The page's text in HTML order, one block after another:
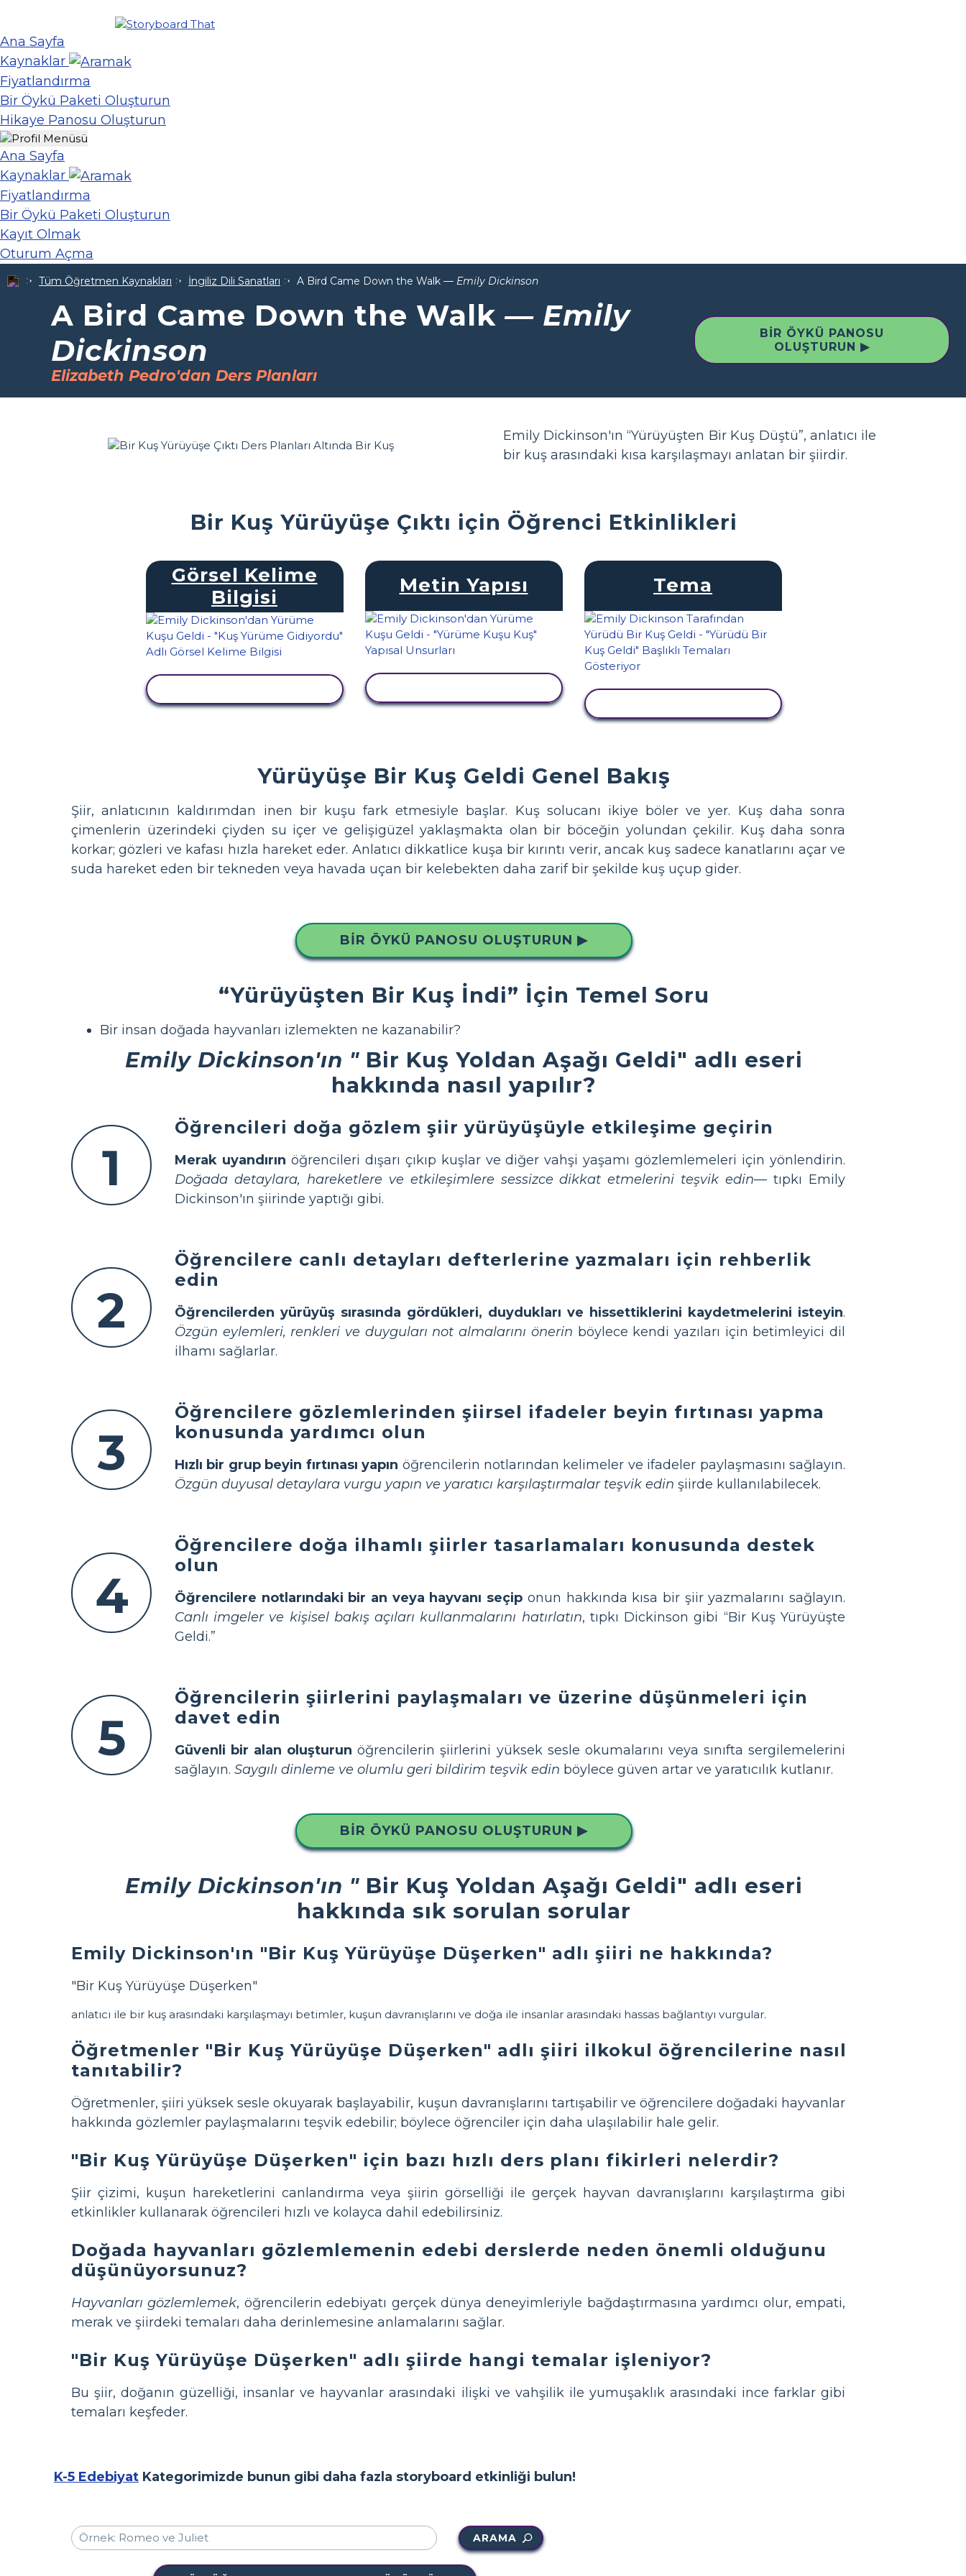
Ana Sayfa
Kaynaklar
Fiyatlandırma
Bir Öykü Paketi Oluşturun
Hikaye Panosu Oluşturun
Ana Sayfa
Kaynaklar
Fiyatlandırma
Bir Öykü Paketi Oluşturun
Kayıt Olmak
Oturum Açma
Tüm Öğretmen Kaynakları İngiliz Dili Sanatları A Bird Came Down the Walk — Emily Dickinson
A Bird Came Down the Walk— Emily
Dickinson
Elizabeth Pedro'dan Ders Planları
BIR ÖYKÜ PANOSU
OLUŞTURUN ▶
Emily Dickinson'ın “Yürüyüşten Bir Kuş Düştü”, anlatıcı ile
bir kuş arasındaki kısa karşılaşmayı anlatan bir şiirdir.
Bir Kuş Yürüyüşe Çıktı için Öğrenci Etkinlikleri
Görsel Kelime
Bilgisi
Metin Yapısı Tema
Yürüyüşe Bir Kuş Geldi Genel Bakış
Şiir, anlatıcının kaldırımdan inen bir kuşu fark etmesiyle başlar. Kuş solucanı ikiye böler ve yer. Kuş daha sonra
çimenlerin üzerindeki çiyden su içer ve gelişigüzel yaklaşmakta olan bir böceğin yolundan çekilir. Kuş daha sonra
korkar; gözleri ve kafası hızla hareket eder. Anlatıcı dikkatlice kuşa bir kırıntı verir, ancak kuş sadece kanatlarını açar ve
suda hareket eden bir tekneden veya havada uçan bir kelebekten daha zarif bir şekilde kuş uçup gider.
BIR ÖYKÜ PANOSU OLUŞTURUN ▶
“Yürüyüşten Bir Kuş İndi” İçin Temel Soru
Bir insan doğada hayvanları izlemekten ne kazanabilir?
Emily Dickinson'ın "Bir Kuş Yoldan Aşağı Geldi" adlı eseri
hakkında nasıl yapılır?
1
Öğrencileri doğa gözlem şiir yürüyüşüyle etkileşime geçirin
Merak uyandırın öğrencileri dışarı çıkıp kuşlar ve diğer vahşi yaşamı gözlemlemeleri için yönlendirin.
Doğada detaylara, hareketlere ve etkileşimlere sessizce dikkat etmelerini teşvik edin— tıpkı Emily
Dickinson'ın şiirinde yaptığı gibi.
2
Öğrencilere canlı detayları defterlerine yazmaları için rehberlik
edin
Öğrencilerden yürüyüş sırasında gördükleri, duydukları ve hissettiklerini kaydetmelerini isteyin.
Özgün eylemleri, renkleri ve duyguları not almalarını önerin böylece kendi yazıları için betimleyici dil
ilhamı sağlarlar.
3
Öğrencilere gözlemlerinden şiirsel ifadeler beyin fırtınası yapma
konusunda yardımcı olun
Hızlı bir grup beyin fırtınası yapın öğrencilerin notlarından kelimeler ve ifadeler paylaşmasını sağlayın.
Özgün duyusal detaylara vurgu yapın ve yaratıcı karşılaştırmalar teşvik edin şiirde kullanılabilecek.
4
Öğrencilere doğa ilhamlı şiirler tasarlamaları konusunda destek
olun
Öğrencilere notlarındaki bir an veya hayvanı seçip onun hakkında kısa bir şiir yazmalarını sağlayın.
Canlı imgeler ve kişisel bakış açıları kullanmalarını hatırlatın, tıpkı Dickinson gibi “Bir Kuş Yürüyüşte
Geldi.”
5
Öğrencilerin şiirlerini paylaşmaları ve üzerine düşünmeleri için
davet edin
Güvenli bir alan oluşturun öğrencilerin şiirlerini yüksek sesle okumalarını veya sınıfta sergilemelerini
sağlayın. Saygılı dinleme ve olumlu geri bildirim teşvik edin böylece güven artar ve yaratıcılık kutlanır.
BIR ÖYKÜ PANOSU OLUŞTURUN ▶
Emily Dickinson'ın "Bir Kuş Yoldan Aşağı Geldi" adlı eseri
hakkında sık sorulan sorular
Emily Dickinson'ın "Bir Kuş Yürüyüşe Düşerken" adlı şiiri ne hakkında?
"Bir Kuş Yürüyüşe Düşerken"
anlatıcı ile bir kuş arasındaki karşılaşmayı betimler, kuşun davranışlarını ve doğa ile insanlar arasındaki hassas bağlantıyı vurgular.
Öğretmenler "Bir Kuş Yürüyüşe Düşerken" adlı şiiri ilkokul öğrencilerine nasıl
tanıtabilir?
Öğretmenler, şiiri yüksek sesle okuyarak başlayabilir, kuşun davranışlarını tartışabilir ve öğrencilere doğadaki hayvanlar
hakkında gözlemler paylaşmalarını teşvik edebilir; böylece öğrenciler için daha ulaşılabilir hale gelir.
"Bir Kuş Yürüyüşe Düşerken" için bazı hızlı ders planı fikirleri nelerdir?
Şiir çizimi, kuşun hareketlerini canlandırma veya şiirin görselliği ile gerçek hayvan davranışlarını karşılaştırma gibi
etkinlikler kullanarak öğrencileri hızlı ve kolayca dahil edebilirsiniz.
Doğada hayvanları gözlemlemenin edebi derslerde neden önemli olduğunu
düşünüyorsunuz?
Hayvanları gözlemlemek, öğrencilerin edebiyatı gerçek dünya deneyimleriyle bağdaştırmasına yardımcı olur, empati,
merak ve şiirdeki temaları daha derinlemesine anlamalarını sağlar.
"Bir Kuş Yürüyüşe Düşerken" adlı şiirde hangi temalar işleniyor?
Bu şiir, doğanın güzelliği, insanlar ve hayvanlar arasındaki ilişki ve vahşilik ile yumuşaklık arasındaki ince farklar gibi
temaları keşfeder.
K-5 Edebiyat Kategorimizde bunun gibi daha fazla storyboard etkinliği bulun!
ARAMA